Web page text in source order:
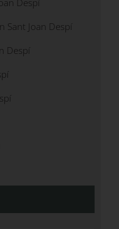
Sant Joan Despí
Despí